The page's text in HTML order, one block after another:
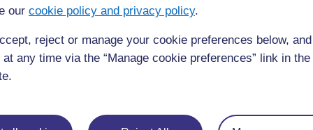
our cookie policy and privacy policy.
reject or manage your cookie preferences below,
any time via the “Manage cookie preferences” link in